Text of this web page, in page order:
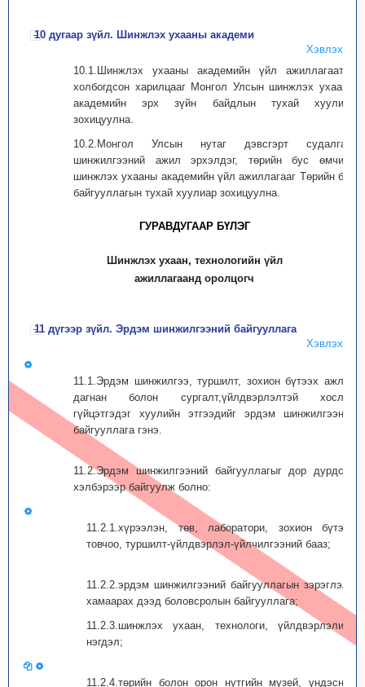
10 дугаар зүйл. Шинжлэх ухааны академи
Хэвлэх
10.1.Шинжлэх ухааны академийн үйл ажиллагаатай
холбогдсон харилцааг Монгол Улсын шинжлэх ухааны
академийн эрх зүйн байдлын тухай хуулиар
зохицуулна.
10.2.Монгол Улсын нутаг дэвсгэрт судалгаа,
шинжилгээний ажил эрхэлдэг, төрийн бус өмчийн
шинжлэх ухааны академийн үйл ажиллагааг Төрийн бус
байгууллагын тухай хуулиар зохицуулна.
ГУРАВДУГААР БҮЛЭГ
Шинжлэх ухаан, технологийн үйл
ажиллагаанд оролцогч
11 дүгээр зүйл. Эрдэм шинжилгээний байгууллага
Хэвлэх
11.1.Эрдэм шинжилгээ, туршилт, зохион бүтээх ажлыг
дагнан болон сургалт,үйлдвэрлэлтэй хослон
гүйцэтгэдэг хуулийн этгээдийг эрдэм шинжилгээний
байгуул­лага гэнэ.
11.2.Эрдэм шинжилгээний байгууллагыг дор дурдсан
хэлбэрээр байгуулж болно:
11.2.1.хүрээлэн, төв, лаборатори, зохион бүтээх
товчоо, туршилт-үйлдвэрлэл-үйлчилгээний бааз;
11.2.2.эрдэм шинжилгээний байгууллагын зэрэглэлд
хамаарах дээд боловсролын байгуул­лага;
11.2.3.шинжлэх ухаан, технологи, үйлдвэрлэлийн
нэгдэл;
11.2.4.төрийн болон орон нутгийн музей, үндэсний